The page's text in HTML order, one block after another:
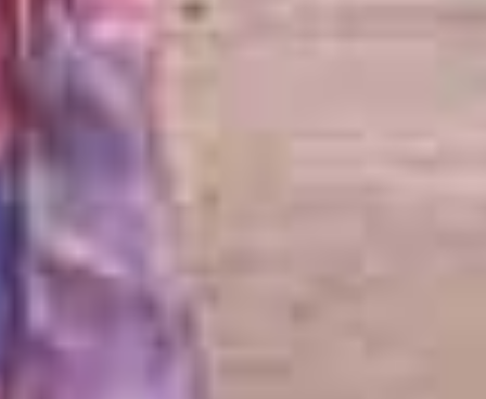
あなたの固有感覚を